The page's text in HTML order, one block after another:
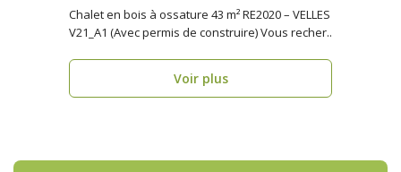
Chalet en bois à ossature 43 m² RE2020 – VELLES
V21_A1 (Avec permis de construire) Vous recher..
Voir plus